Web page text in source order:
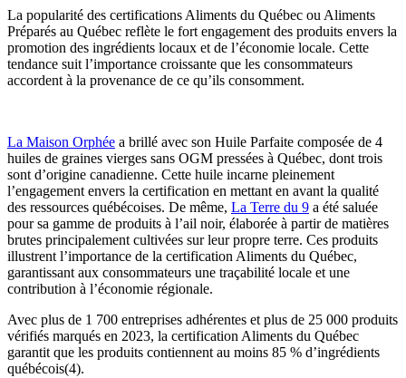
La popularité des certifications Aliments du Québec ou Aliments
Préparés au Québec reflète le fort engagement des produits envers la
promotion des ingrédients locaux et de l’économie locale. Cette
tendance suit l’importance croissante que les consommateurs
accordent à la provenance de ce qu’ils consomment.
La Maison Orphée a brillé avec son Huile Parfaite composée de 4
huiles de graines vierges sans OGM pressées à Québec, dont trois
sont d’origine canadienne. Cette huile incarne pleinement
l’engagement envers la certification en mettant en avant la qualité
des ressources québécoises. De même, La Terre du 9 a été saluée
pour sa gamme de produits à l’ail noir, élaborée à partir de matières
brutes principalement cultivées sur leur propre terre. Ces produits
illustrent l’importance de la certification Aliments du Québec,
garantissant aux consommateurs une traçabilité locale et une
contribution à l’économie régionale.
Avec plus de 1 700 entreprises adhérentes et plus de 25 000 produits
vérifiés marqués en 2023, la certification Aliments du Québec
garantit que les produits contiennent au moins 85 % d’ingrédients
québécois(4).